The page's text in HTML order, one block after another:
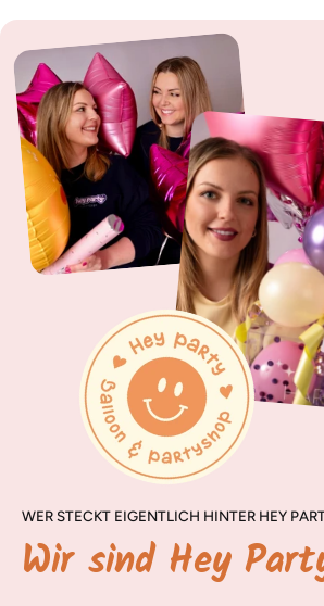
WER STECKT EIGENTLICH HINTER HEY
Wir sind Hey